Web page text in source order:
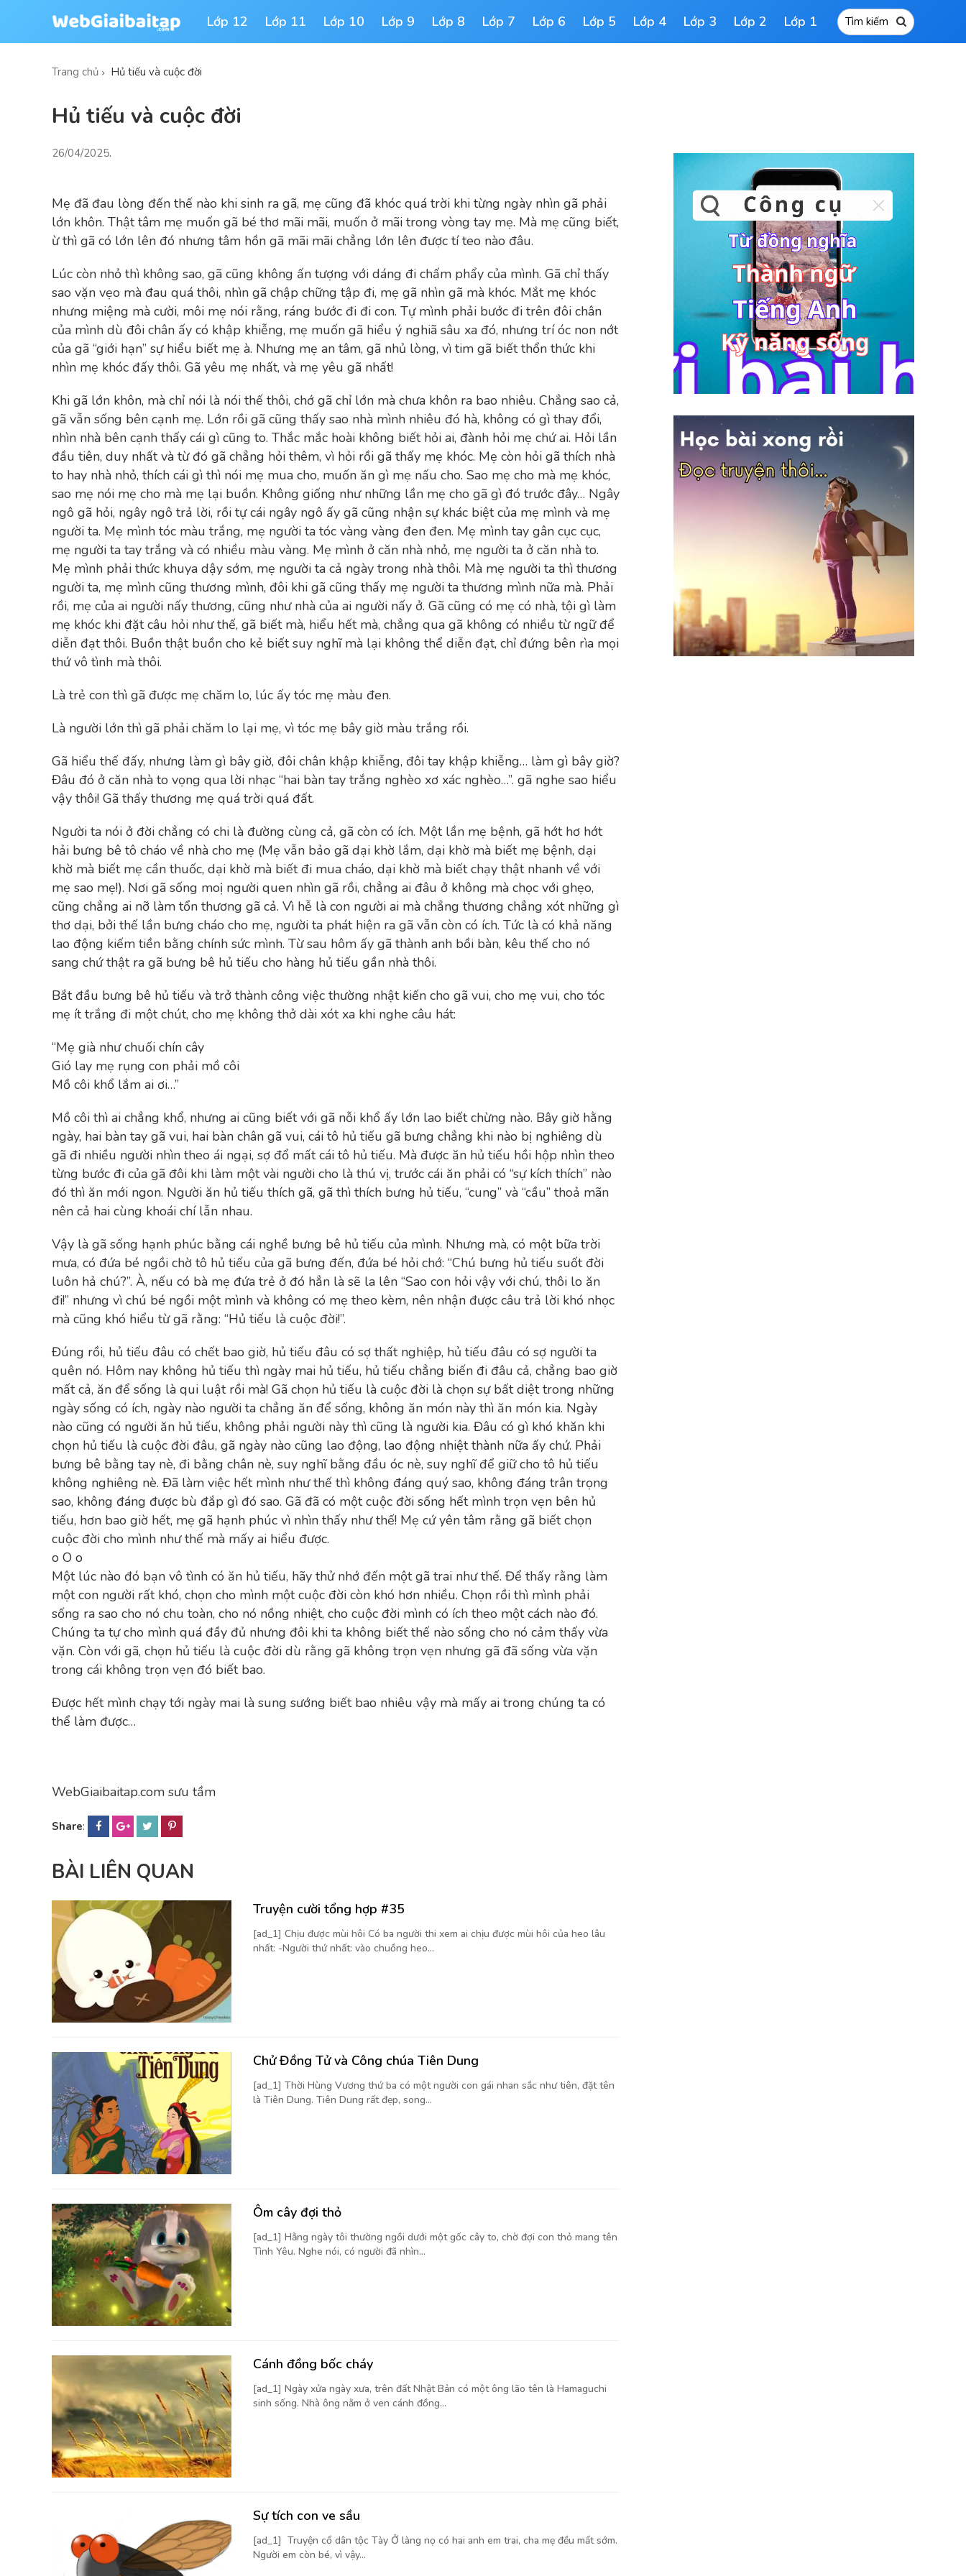
Lớp 12 Lớp 11 Lớp 10 Lớp 9 Lớp 8 Lớp 7 Lớp 6 Lớp 5 Lớp 4 Lớp 3 Lớp 2 Lớp 1
Trang chủ Hủ tiếu và cuộc đời
Hủ tiếu và cuộc đời
26/04/2025.
Mẹ đã đau lòng đến thế nào khi sinh ra gã, mẹ cũng đã khóc quá trời khi từng ngày nhìn gã phải
lớn khôn. Thật tâm mẹ muốn gã bé thơ mãi mãi, muốn ở mãi trong vòng tay mẹ. Mà mẹ cũng biết,
ừ thì gã có lớn lên đó nhưng tâm hồn gã mãi mãi chẳng lớn lên được tí teo nào đâu.
Lúc còn nhỏ thì không sao, gã cũng không ấn tượng với dáng đi chấm phẩy của mình. Gã chỉ thấy
sao vặn vẹo mà đau quá thôi, nhìn gã chập chững tập đi, mẹ gã nhìn gã mà khóc. Mắt mẹ khóc
nhưng miệng mà cười, môi mẹ nói rằng, ráng bước đi đi con. Tự mình phải bước đi trên đôi chân
của mình dù đôi chân ấy có khập khiễng, mẹ muốn gã hiểu ý nghiã sâu xa đó, nhưng trí óc non nớt
của gã “giới hạn” sự hiểu biết mẹ à. Nhưng mẹ an tâm, gã nhủ lòng, vì tim gã biết thổn thức khi
nhìn mẹ khóc đấy thôi. Gã yêu mẹ nhất, và mẹ yêu gã nhất!
Khi gã lớn khôn, mà chỉ nói là nói thế thôi, chớ gã chỉ lớn mà chưa khôn ra bao nhiêu. Chẳng sao cả,
gã vẫn sống bên cạnh mẹ. Lớn rồi gã cũng thấy sao nhà mình nhiêu đó hà, không có gì thay đổi,
nhìn nhà bên cạnh thấy cái gì cũng to. Thắc mắc hoài không biết hỏi ai, đành hỏi mẹ chứ ai. Hỏi lần
đầu tiên, duy nhất và từ đó gã chẳng hỏi thêm, vì hỏi rồi gã thấy mẹ khóc. Mẹ còn hỏi gã thích nhà
to hay nhà nhỏ, thích cái gì thì nói mẹ mua cho, muốn ăn gì mẹ nấu cho. Sao mẹ cho mà mẹ khóc,
sao mẹ nói mẹ cho mà mẹ lại buồn. Không giống như những lần mẹ cho gã gì đó trước đây… Ngây
ngô gã hỏi, ngây ngô trả lời, rồi tự cái ngây ngô ấy gã cũng nhận sự khác biệt của mẹ mình và mẹ
người ta. Mẹ mình tóc màu trắng, mẹ người ta tóc vàng vàng đen đen. Mẹ mình tay gân cục cục,
mẹ người ta tay trắng và có nhiều màu vàng. Mẹ mình ở căn nhà nhỏ, mẹ người ta ở căn nhà to.
Mẹ mình phải thức khuya dậy sớm, mẹ người ta cả ngày trong nhà thôi. Mà mẹ người ta thì thương
người ta, mẹ mình cũng thương mình, đôi khi gã cũng thấy mẹ người ta thương mình nữa mà. Phải
rồi, mẹ của ai người nấy thương, cũng như nhà của ai người nấy ở. Gã cũng có mẹ có nhà, tội gì làm
mẹ khóc khi đặt câu hỏi như thế, gã biết mà, hiểu hết mà, chẳng qua gã không có nhiều từ ngữ để
diễn đạt thôi. Buồn thật buồn cho kẻ biết suy nghĩ mà lại không thể diễn đạt, chỉ đứng bên rìa mọi
thứ vô tình mà thôi.
Là trẻ con thì gã được mẹ chăm lo, lúc ấy tóc mẹ màu đen.
Là người lớn thì gã phải chăm lo lại mẹ, vì tóc mẹ bây giờ màu trắng rồi.
Gã hiểu thế đấy, nhưng làm gì bây giờ, đôi chân khập khiễng, đôi tay khập khiễng… làm gì bây giờ?
Đâu đó ở căn nhà to vọng qua lời nhạc “hai bàn tay trắng nghèo xơ xác nghèo…”. gã nghe sao hiểu
vậy thôi! Gã thấy thương mẹ quá trời quá đất.
Người ta nói ở đời chẳng có chi là đường cùng cả, gã còn có ích. Một lần mẹ bệnh, gã hớt hơ hớt
hải bưng bê tô cháo về nhà cho mẹ (Mẹ vẫn bảo gã dại khờ lắm, dại khờ mà biết mẹ bệnh, dại
khờ mà biết mẹ cần thuốc, dại khờ mà biết đi mua cháo, dại khờ mà biết chạy thật nhanh về với
mẹ sao mẹ!). Nơi gã sống moị người quen nhìn gã rồi, chẳng ai đâu ở không mà chọc với ghẹo,
cũng chẳng ai nỡ làm tổn thương gã cả. Vì hễ là con người ai mà chẳng thương chẳng xót những gì
thơ dại, bởi thế lần bưng cháo cho mẹ, người ta phát hiện ra gã vẫn còn có ích. Tức là có khả năng
lao động kiếm tiền bằng chính sức mình. Từ sau hôm ấy gã thành anh bồi bàn, kêu thế cho nó
sang chứ thật ra gã bưng bê hủ tiếu cho hàng hủ tiếu gần nhà thôi.
Bắt đầu bưng bê hủ tiếu và trở thành công việc thường nhật kiến cho gã vui, cho mẹ vui, cho tóc
mẹ ít trắng đi một chút, cho mẹ không thở dài xót xa khi nghe câu hát:
“Mẹ già như chuối chín cây
Gió lay mẹ rụng con phải mồ côi
Mồ côi khổ lắm ai ơi…”
Mồ côi thì ai chẳng khổ, nhưng ai cũng biết với gã nỗi khổ ấy lớn lao biết chừng nào. Bây giờ hằng
ngày, hai bàn tay gã vui, hai bàn chân gã vui, cái tô hủ tiếu gã bưng chẳng khi nào bị nghiêng dù
gã đi nhiều người nhìn theo ái ngại, sợ đổ mất cái tô hủ tiếu. Mà được ăn hủ tiếu hồi hộp nhìn theo
từng bước đi của gã đôi khi làm một vài người cho là thú vị, trước cái ăn phải có “sự kích thích” nào
đó thì ăn mới ngon. Người ăn hủ tiếu thích gã, gã thì thích bưng hủ tiếu, “cung” và “cầu” thoả mãn
nên cả hai cùng khoái chí lẫn nhau.
Vậy là gã sống hạnh phúc bằng cái nghề bưng bê hủ tiếu của mình. Nhưng mà, có một bữa trời
mưa, có đứa bé ngồi chờ tô hủ tiếu của gã bưng đến, đứa bé hỏi chớ: “Chú bưng hủ tiếu suốt đời
luôn hả chú?”. À, nếu có bà mẹ đứa trẻ ở đó hẳn là sẽ la lên “Sao con hỏi vậy với chú, thôi lo ăn
đi!” nhưng vì chú bé ngồi một mình và không có mẹ theo kèm, nên nhận được câu trả lời khó nhọc
mà cũng khó hiểu từ gã rằng: “Hủ tiếu là cuộc đời!”.
Đúng rồi, hủ tiếu đâu có chết bao giờ, hủ tiếu đâu có sợ thất nghiệp, hủ tiếu đâu có sợ người ta
quên nó. Hôm nay không hủ tiếu thì ngày mai hủ tiếu, hủ tiếu chẳng biến đi đâu cả, chẳng bao giờ
mất cả, ăn để sống là qui luật rồi mà! Gã chọn hủ tiếu là cuộc đời là chọn sự bất diệt trong những
ngày sống có ích, ngày nào người ta chẳng ăn để sống, không ăn món này thì ăn món kia. Ngày
nào cũng có người ăn hủ tiếu, không phải người này thì cũng là người kia. Đâu có gì khó khăn khi
chọn hủ tiếu là cuộc đời đâu, gã ngày nào cũng lao động, lao động nhiệt thành nữa ấy chứ. Phải
bưng bê bằng tay nè, đi bằng chân nè, suy nghĩ bằng đầu óc nè, suy nghĩ để giữ cho tô hủ tiếu
không nghiêng nè. Đã làm việc hết mình như thế thì không đáng quý sao, không đáng trân trọng
sao, không đáng được bù đắp gì đó sao. Gã đã có một cuộc đời sống hết mình trọn vẹn bên hủ
tiếu, hơn bao giờ hết, mẹ gã hạnh phúc vì nhìn thấy như thế! Mẹ cứ yên tâm rằng gã biết chọn
cuộc đời cho mình như thế mà mấy ai hiểu được.
o O o
Một lúc nào đó bạn vô tình có ăn hủ tiếu, hãy thử nhớ đến một gã trai như thế. Để thấy rằng làm
một con người rất khó, chọn cho mình một cuộc đời còn khó hơn nhiều. Chọn rồi thì mình phải
sống ra sao cho nó chu toàn, cho nó nồng nhiệt, cho cuộc đời mình có ích theo một cách nào đó.
Chúng ta tự cho mình quá đầy đủ nhưng đôi khi ta không biết thế nào sống cho nó cảm thấy vừa
vặn. Còn với gã, chọn hủ tiếu là cuộc đời dù rằng gã không trọn vẹn nhưng gã đã sống vừa vặn
trong cái không trọn vẹn đó biết bao.
Được hết mình chạy tới ngày mai là sung sướng biết bao nhiêu vậy mà mấy ai trong chúng ta có
thể làm được…
WebGiaibaitap.com sưu tầm
Share:
BÀI LIÊN QUAN
Truyện cười tổng hợp #35
[ad_1] Chịu được mùi hôi Có ba người thi xem ai chịu được mùi hôi của heo lâu
nhất: -Người thứ nhất: vào chuồng heo...
Chử Đồng Tử và Công chúa Tiên Dung
[ad_1] Thời Hùng Vương thứ ba có một người con gái nhan sắc như tiên, đặt tên
là Tiên Dung. Tiên Dung rất đẹp, song...
Ôm cây đợi thỏ
[ad_1] Hằng ngày tôi thường ngồi dưới một gốc cây to, chờ đợi con thỏ mang tên
Tình Yêu. Nghe nói, có người đã nhìn...
Cánh đồng bốc cháy
[ad_1] Ngày xửa ngày xưa, trên đất Nhật Bản có một ông lão tên là Hamaguchi
sinh sống. Nhà ông nằm ở ven cánh đồng...
Sự tích con ve sầu
[ad_1] Truyện cổ dân tộc Tày Ở làng nọ có hai anh em trai, cha mẹ đều mất sớm.
Người em còn bé, vì vậy...